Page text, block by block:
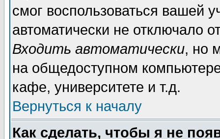
смог воспользоваться вашей
автоматически не отключало
Входить автоматически, но
на общедоступном
кафе, университете и т.д.
Вернуться к началу
Как сделать, чтобы я не